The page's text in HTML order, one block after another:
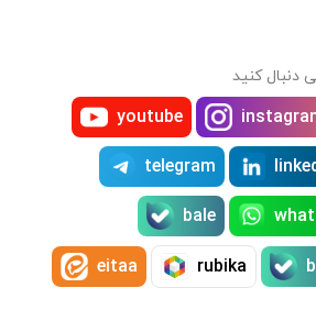
دنبال کنید
youtube
telegram
bale
rubika
eitaa